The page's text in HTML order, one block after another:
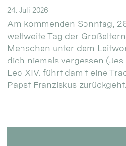
24. Juli 2026
Am kommenden Sonntag,
weltweite Tag der
Menschen unter dem
dich niemals vergessen (Jes
Leo XIV. führt damit eine
Papst Franziskus zurückgeht.